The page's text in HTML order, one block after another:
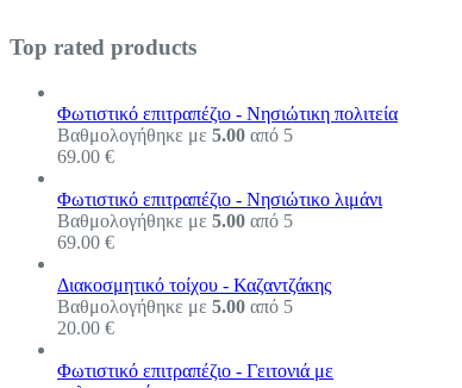
Top rated products
Φωτιστικό επιτραπέζιο - Νησιώτικη πολιτεία
Βαθμολογήθηκε με 5.00 από 5
69.00 €
Φωτιστικό επιτραπέζιο - Νησιώτικο λιμάνι
Βαθμολογήθηκε με 5.00 από 5
69.00 €
Διακοσμητικό τοίχου - Καζαντζάκης
Βαθμολογήθηκε με 5.00 από 5
20.00 €
Φωτιστικό επιτραπέζιο - Γειτονιά με